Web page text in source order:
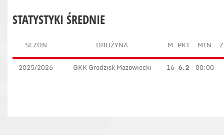
STATYSTYKI ŚREDNIE
SEZON DRUŻYNA M PKT MIN
2025/2026 GKK Grodzisk Mazowiecki 16 6.2 00:00